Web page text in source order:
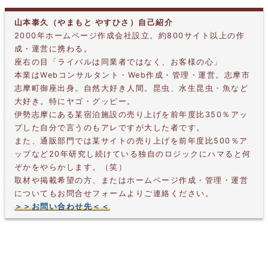
山本泰久（やまもと やすひさ）自己紹介
2000年ホームページ作成会社設立。約800サイト以上の作
成・運営に携わる。
座右の目「ライバルは同業者ではなく、お客様の心」
本業はWebコンサルタント・Web作成・管理・運営。志摩市
志摩町御座出身。自然大好き人間。昆虫、水生昆虫・魚など
大好き。特にヤゴ・グッピー。
伊勢志摩にある某宿泊施設の売り上げを前年度比350％アッ
プした自分で言うのもアレですが大した者です。
また、通販部門では某サイトの売り上げを前年度比500％ア
ップなど20年研究し続けている独自のロジックにハマると何
ぞかをやらかします。（笑）
取材や掲載希望の方、またはホームページ作成・管理・運営
についてもお問合せフォームよりご連絡ください。
＞＞お問い合わせ先＜＜